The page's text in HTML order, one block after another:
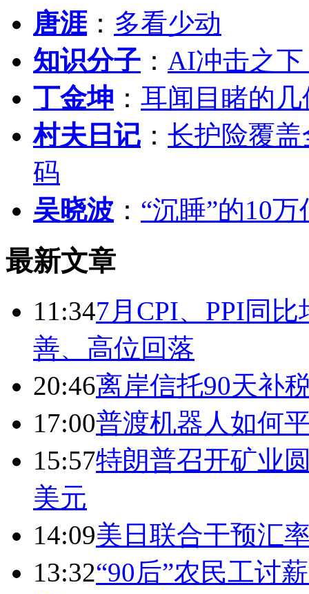
唐涯： 多看少动
知识分子 ： AI冲击之
丁金坤 ： 耳闻目睹的
村夫日记 ： 长护险覆
码
吴晓波 ： “沉睡”的10
最新文章
11:347月CPI、PPI同
善、高位回落
20:46离岸信托90天补
17:00普渡机器人如何
15:57特朗普召开矿业
美元
14:09美日联合干预汇
13:32“90后”农民工讨